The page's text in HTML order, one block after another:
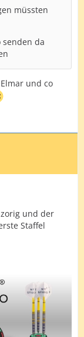
müssten
senden da
und co
und der
Staffel